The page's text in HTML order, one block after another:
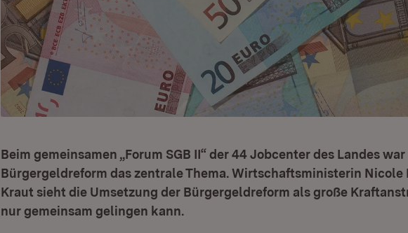
Beim gemeinsamen „Forum SGB II“ der 44 Jobcenter des Landes
Bürgergeldreform das zentrale Thema. Wirtschaftsministerin Nicole
Kraut sieht die Umsetzung der Bürgergeldreform als große
nur gemeinsam gelingen kann.